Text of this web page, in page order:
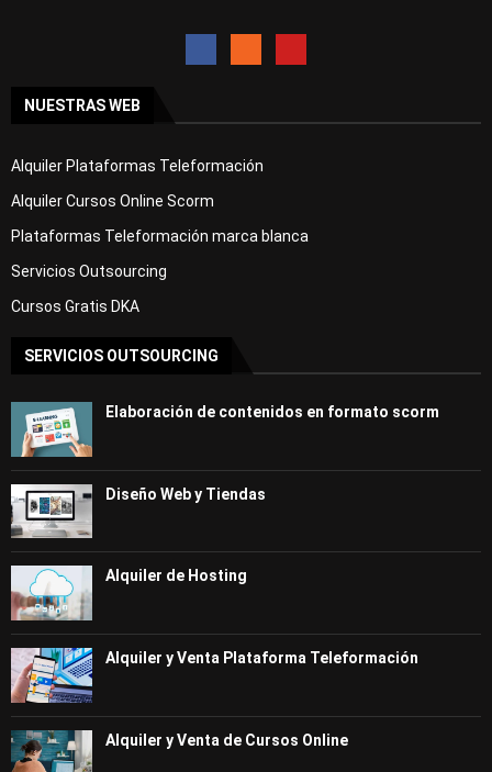
NUESTRAS WEB
Alquiler Plataformas Teleformación
Alquiler Cursos Online Scorm
Plataformas Teleformación marca blanca
Servicios Outsourcing
Cursos Gratis DKA
SERVICIOS OUTSOURCING
Elaboración de contenidos en formato scorm
Diseño Web y Tiendas
Alquiler de Hosting
Alquiler y Venta Plataforma Teleformación
Alquiler y Venta de Cursos Online